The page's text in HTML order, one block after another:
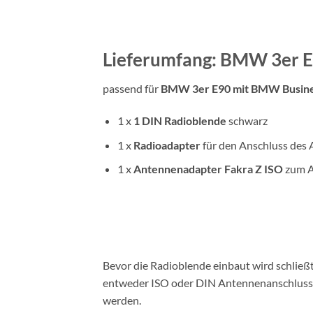
Lieferumfang: BMW 3er
passend für BMW 3er E90 mit BMW
1 x 1 DIN Radioblende schwarz
1 x Radioadapterfür den Anschluss des
1 xAntennenadapter Fakra Z ISOzum
Bevor die Radioblende einbaut wird
entweder ISO oder DIN
werden.